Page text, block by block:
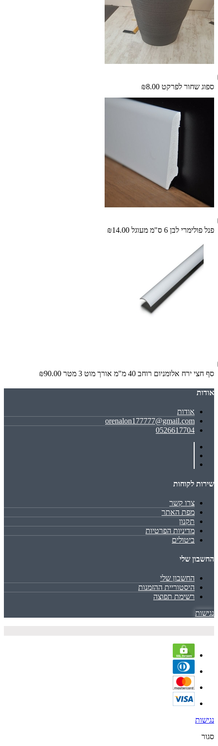
ספוג שחור לפרקט ₪8.00
פנל פולימרי לבן 6 ס"מ מעוגל ₪14.00
סף חצי ירח אלומניום רוחב 40 מ"מ אורך מוט 3 מטר ₪90.00
אודות
אודות
orenalon177777@gmail.com
0526617704
שירות לקוחות
צרו קשר
מפת האתר
תקנון
מדיניות הפרטיות
ביטולים
החשבון שלי
החשבון שלי
היסטוריית ההזמנות
רשימת תפוצה
נגישות
נגישות
סגור